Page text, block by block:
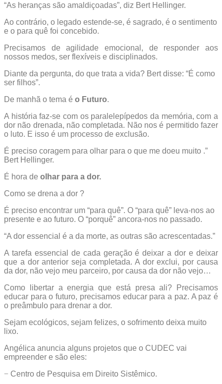
“As heranças são amaldiçoadas”, diz Bert Hellinger.
Ao contrário, o legado estende-se, é sagrado, é o sentimento
e o para quê foi concebido.
Precisamos de agilidade emocional, de responder aos
nossos medos, ser flexíveis e disciplinados.
Diante da pergunta, do que trata a vida? Bert disse: “É como
ser filhos”.
De manhã o tema é o Futuro.
A história faz-se com os paralelepípedos da memória, com a
dor não drenada, não completada. Não nos é permitido fazer
o luto. E isso é um processo de exclusão.
É preciso coragem para olhar para o que me doeu muito .”
Bert Hellinger.
É hora de olhar para a dor.
Como se drena a dor ?
É preciso encontrar um “para quê”. O “para quê” leva-nos ao
presente e ao futuro. O “porquê” ancora-nos no passado.
“A dor essencial é a da morte, as outras são acrescentadas.”
A tarefa essencial de cada geração é deixar a dor e deixar
que a dor anterior seja completada. A dor exclui, por causa
da dor, não vejo meu parceiro, por causa da dor não vejo…
Como libertar a energia que está presa ali? Precisamos
educar para o futuro, precisamos educar para a paz. A paz é
o preâmbulo para drenar a dor.
Sejam ecológicos, sejam felizes, o sofrimento deixa muito
lixo.
Angélica anuncia alguns projetos que o CUDEC vai
empreender e são eles:
− Centro de Pesquisa em Direito Sistêmico.